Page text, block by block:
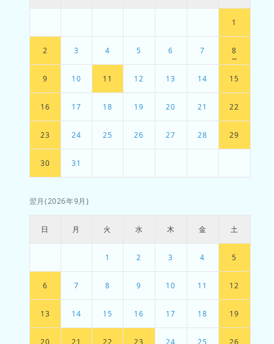
1
2 3 4 5 6 7 8
9 10 11 12 13 14 15
16 17 18 19 20 21 22
23 24 25 26 27 28 29
30 31
翌月(2026年9月)
日 月 火 水 木 金 土
1 2 3 4 5
6 7 8 9 10 11 12
13 14 15 16 17 18 19
20 21 22 23 24 25 26